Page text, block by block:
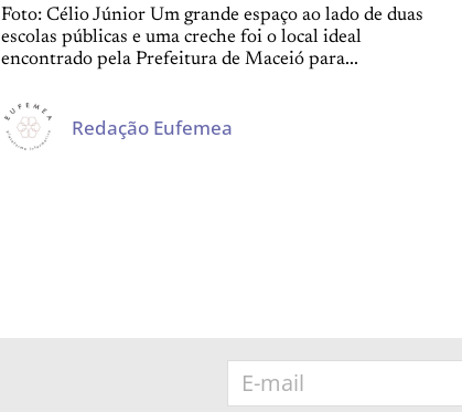
Foto: Célio Júnior Um grande espaço ao lado de duas
escolas públicas e uma creche foi o local ideal
encontrado pela Prefeitura de Maceió para...
Redação Eufemea